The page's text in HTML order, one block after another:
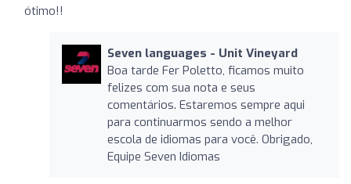
ótimo!!
Seven languages ​​- Unit Vineyard
Boa tarde Fer Poletto, ficamos muito
felizes com sua nota e seus
comentários. Estaremos sempre aqui
para continuarmos sendo a melhor
escola de idiomas para você. Obrigado,
Equipe Seven Idiomas